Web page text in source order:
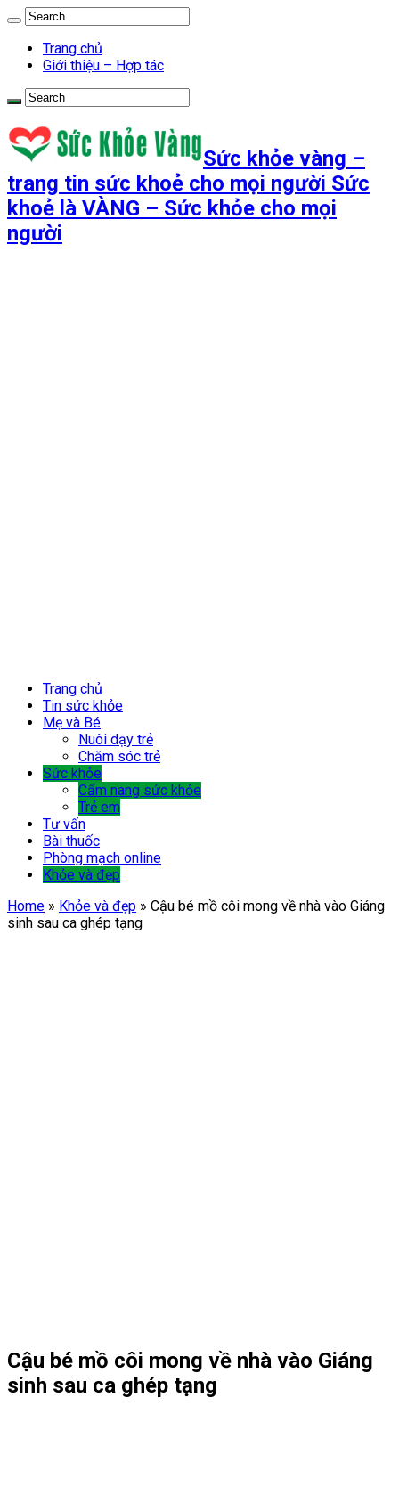
Trang chủ
Giới thiệu – Hợp tác
Sức khỏe vàng –
trang tin sức khoẻ cho mọi người Sức
khoẻ là VÀNG – Sức khỏe cho mọi
người
Trang chủ
Tin sức khỏe
Mẹ và Bé
Nuôi dạy trẻ
Chăm sóc trẻ
Sức khỏe
Cẩm nang sức khỏe
Trẻ em
Tư vấn
Bài thuốc
Phòng mạch online
Khỏe và đẹp
Home » Khỏe và đẹp » Cậu bé mồ côi mong về nhà vào Giáng
sinh sau ca ghép tạng
Cậu bé mồ côi mong về nhà vào Giáng
sinh sau ca ghép tạng